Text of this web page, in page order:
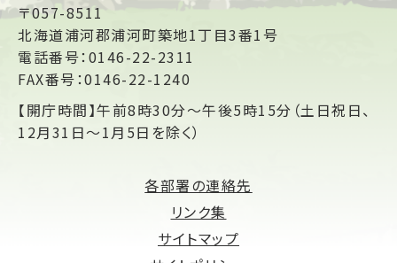
〒057-8511
北海道浦河郡浦河町築地1丁目3番1号
電話番号：0146-22-2311
FAX番号：0146-22-1240
【開庁時間】午前8時30分～午後5時15分（土日祝日、
12月31日～1月5日を除く）
各部署の連絡先
リンク集
サイトマップ